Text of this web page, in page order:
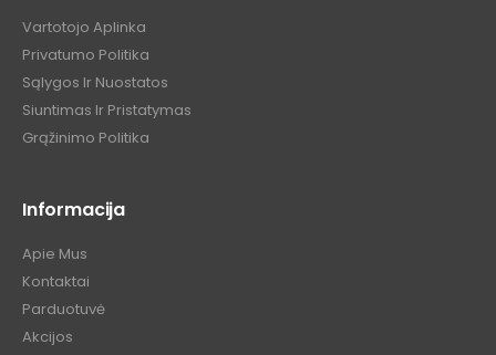
Vartotojo Aplinka
Privatumo Politika
Sąlygos Ir Nuostatos
Siuntimas Ir Pristatymas
Grąžinimo Politika
Informacija
Apie Mus
Kontaktai
Parduotuvė
Akcijos